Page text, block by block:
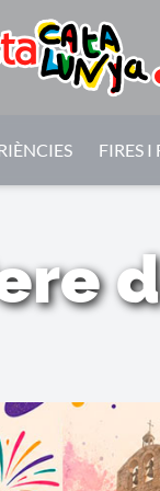
FIRES I